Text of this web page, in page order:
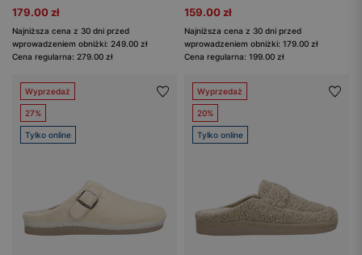
179.00 zł
Najniższa cena z 30 dni przed
wprowadzeniem obniżki: 249.00 zł
Cena regularna: 279.00 zł
159.00 zł
Najniższa cena z 30 dni przed
wprowadzeniem obniżki: 179.00 zł
Cena regularna: 199.00 zł
Wyprzedaż
27%
Tylko online
Wyprzedaż
20%
Tylko online